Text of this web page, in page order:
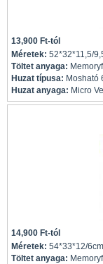
13,900 Ft-tól
Méretek: 52*32*11,5/
Töltet anyaga:
Huzat típusa: Mosható
Huzat anyaga: Micro
14,900 Ft-tól
Méretek: 54*33*12/6cm
Töltet anyaga: